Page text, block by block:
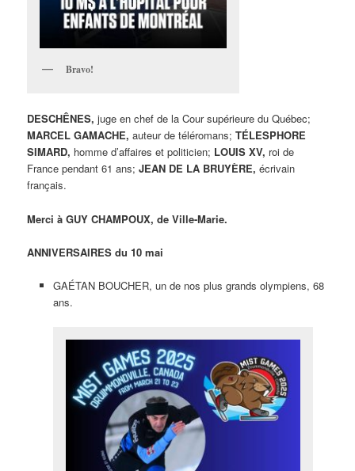
Bravo!
DESCHÊNES, juge en chef de la Cour supérieure du Québec;
MARCEL GAMACHE, auteur de téléromans;TÉLESPHORE
SIMARD, homme d’affaires et politicien; LOUIS XV, roi de
France pendant 61 ans;JEAN DE LA BRUYÈRE, écrivain
français.
Merci à GUY CHAMPOUX, de Ville-Marie.
ANNIVERSAIRES du 10 mai
GAÉTAN BOUCHER, un de nos plus grands olympiens, 68
ans.